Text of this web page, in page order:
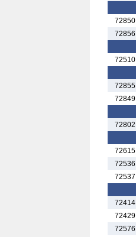
72850
72856
72510
72855
72849
72802
72615
72536
72537
72414
72429
72576